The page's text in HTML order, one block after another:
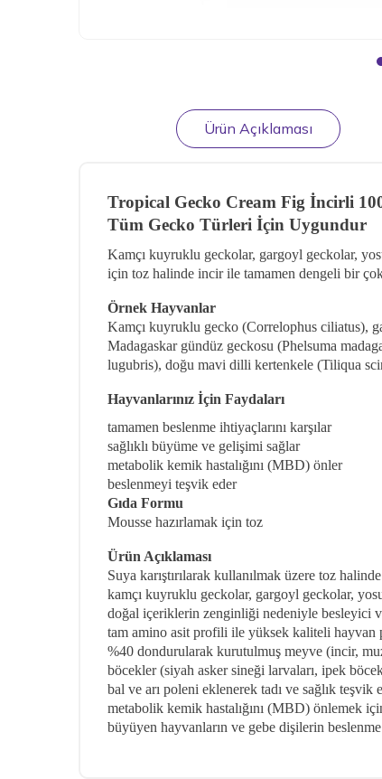
Ürün Açıklaması
Tropical Gecko Cream Fig İncirli
Tüm Gecko Türleri İçin Uygundur
Kamçı kuyruklu geckolar, gargoyl geckolar,
için toz halinde incir ile tamamen dengeli bir
Örnek Hayvanlar
Kamçı kuyruklu gecko (Correlophus ciliatus),
Madagaskar gündüz geckosu (Phelsuma
lugubris), doğu mavi dilli kertenkele (Tiliqua
Hayvanlarınız İçin Faydaları
tamamen beslenme ihtiyaçlarını karşılar
sağlıklı büyüme ve gelişimi sağlar
metabolik kemik hastalığını (MBD) önler
beslenmeyi teşvik eder
Gıda Formu
Mousse hazırlamak için toz
Ürün Açıklaması
Suya karıştırılarak kullanılmak üzere toz
kamçı kuyruklu geckolar, gargoyl geckolar,
doğal içeriklerin zenginliği nedeniyle besleyici
tam amino asit profili ile yüksek kaliteli hayvan
%40 dondurularak kurutulmuş meyve (incir,
böcekler (siyah asker sineği larvaları, ipek
bal ve arı poleni eklenerek tadı ve sağlık
metabolik kemik hastalığını (MBD) önlemek
büyüyen hayvanların ve gebe dişilerin beslenme